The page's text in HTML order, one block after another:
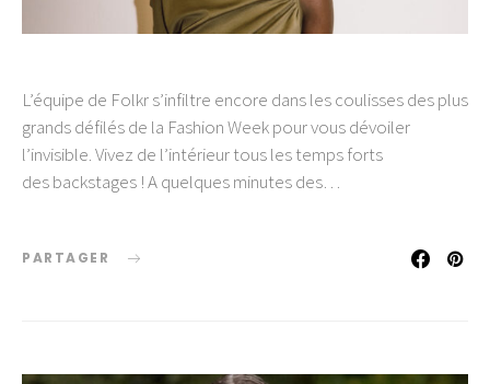
L’équipe de Folkr s’infiltre encore dans les coulisses des plus
grands défilés de la Fashion Week pour vous dévoiler
l’invisible. Vivez de l’intérieur tous les temps forts
des backstages ! A quelques minutes des…
PARTAGER